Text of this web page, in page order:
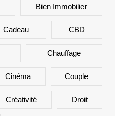
Bien Immobilier
Cadeau CBD
Chauffage
Cinéma Couple
Créativité Droit